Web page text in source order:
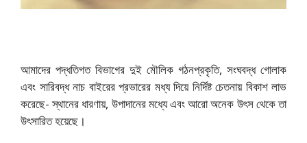
আমাদের পদ্ধতিগত বিভাগের দুই মৌলিক গঠনপ্রকৃতি, সংঘবদ্ধ গোলাক
এবং সারিবদ্ধ নাচ বাইরের প্রভারের মধ্য দিয়ে নির্দিষ্ট চেতনায় বিকাশ লাভ
করেছে- স্থানের ধারণায়, উপাদানের মধ্যে এবং আরো অনেক উৎস থেকে তা
উৎসারিত হয়েছে।